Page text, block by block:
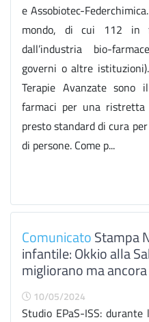
e Assobiotec-
mondo, di cui 112 in
dall’industria bio-
governi o altre
Terapie Avanzate sono
farmaci per una ristretta
presto standard di cura
di persone. Come p...
ComunicatoStampa
infantile: Okkio alla
migliorano ma ancora
10/05/2024
Studio EPaS-ISS: